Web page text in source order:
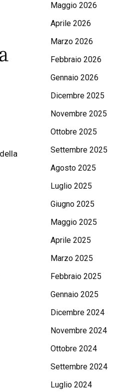
Maggio 2026
Aprile 2026
Marzo 2026
Febbraio 2026
Gennaio 2026
Dicembre 2025
Novembre 2025
Ottobre 2025
Settembre 2025
Agosto 2025
Luglio 2025
Giugno 2025
Maggio 2025
Aprile 2025
Marzo 2025
Febbraio 2025
Gennaio 2025
Dicembre 2024
Novembre 2024
Ottobre 2024
Settembre 2024
Luglio 2024